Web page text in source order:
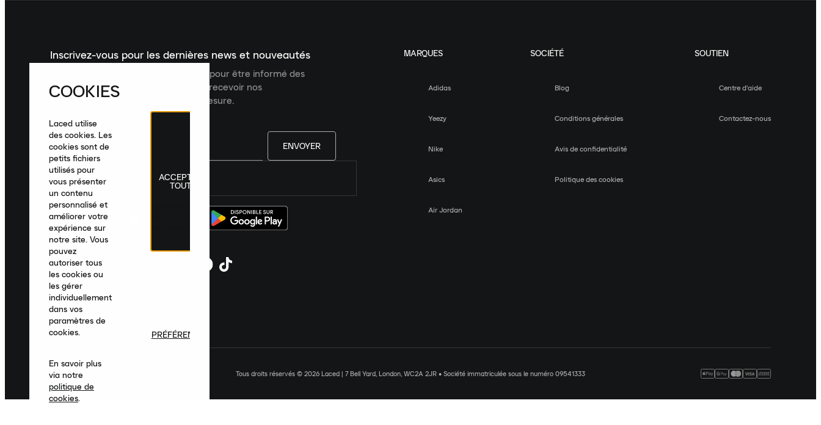
Inscrivez-vous pour les dernières news et nouveautés
Inscrivez-vous à la newsletter Laced pour être informé des
dernières nouveautés, collections et recevoir nos
recommandations de produits sur mesure.
ENVOYER
France|Français
MARQUES
Adidas
Yeezy
Nike
Asics
Air Jordan
SOCIÉTÉ
Blog
Conditions générales
Avis de confidentialité
Politique des cookies
SOUTIEN
Centre d'aide
Contactez-nous
Tous droits réservés © 2026 Laced | 7 Bell Yard, London, WC2A 2JR • Société immatriculée sous le numéro 09541333
COOKIES
Laced utilise
des cookies. Les
cookies sont de
petits fichiers
utilisés pour
vous présenter
un contenu
personnalisé et
améliorer votre
expérience sur
notre site. Vous
pouvez
autoriser tous
les cookies ou
les gérer
individuellement
dans vos
paramètres de
cookies.
En savoir plus
via notre
politique de
cookies.
ACCEPTER
TOUT
PRÉFÉRENCES